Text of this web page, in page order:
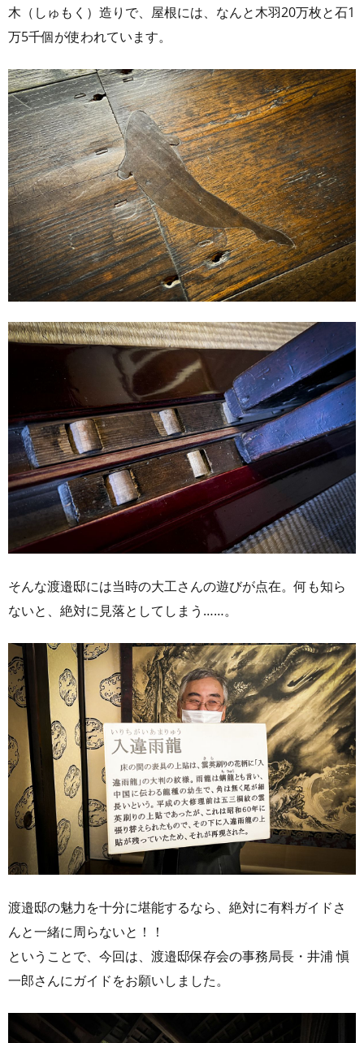
木（しゅもく）造りで、屋根には、なんと木羽20万枚と石1
万5千個が使われています。
そんな渡邉邸には当時の大工さんの遊びが点在。何も知ら
ないと、絶対に見落としてしまう……。
渡邉邸の魅力を十分に堪能するなら、絶対に有料ガイドさ
んと一緒に周らないと！！
ということで、今回は、渡邉邸保存会の事務局長・井浦 愼
一郎さんにガイドをお願いしました。